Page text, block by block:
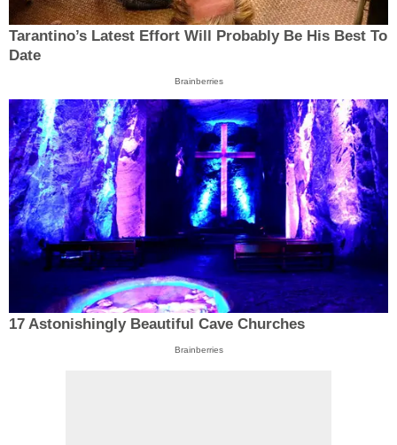
Tarantino’s Latest Effort Will Probably Be His Best To
Date
Brainberries
17 Astonishingly Beautiful Cave Churches
Brainberries